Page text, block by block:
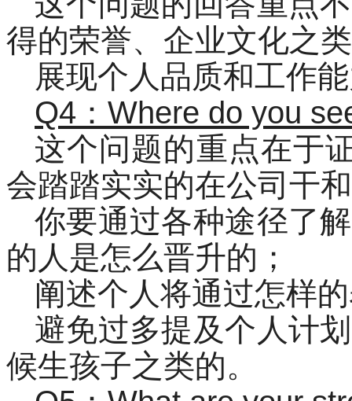
得的荣誉、企业文化之
展现个人品质和工作
Q4：Where do you
这个问题的重点在于
会踏踏实实的在公司干
你要通过各种途径了
的人是怎么晋升的；
阐述个人将通过怎样
避免过多提及个人计
候生孩子之类的。